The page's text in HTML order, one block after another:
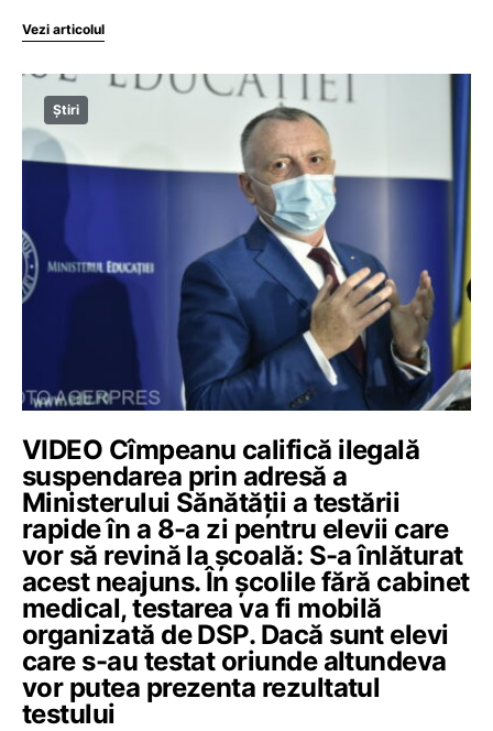
Vezi articolul
Știri
VIDEO Cîmpeanu califică ilegală
suspendarea prin adresă a
Ministerului Sănătății a testării
rapide în a 8-a zi pentru elevii care
vor să revină la școală: S-a înlăturat
acest neajuns. În școlile fără cabinet
medical, testarea va fi mobilă
organizată de DSP. Dacă sunt elevi
care s-au testat oriunde altundeva
vor putea prezenta rezultatul
testului